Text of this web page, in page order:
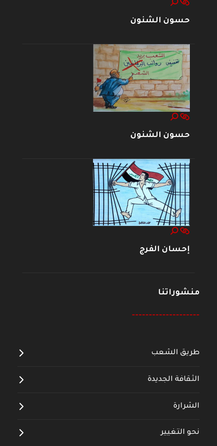
حسون الشنون
حسون الشنون
إحسان الفرج
منشوراتنا
--------------------
طريق الشعب
الثقافة الجديدة
الشرارة
نحو التغيير